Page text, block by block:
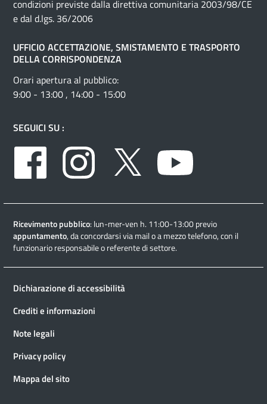
condizioni previste dalla direttiva comunitaria 2003/98/CE
e dal d.lgs. 36/2006
UFFICIO ACCETTAZIONE, SMISTAMENTO E TRASPORTO
DELLA CORRISPONDENZA
Orari apertura al pubblico:
9:00 - 13:00 , 14:00 - 15:00
SEGUICI SU :
Facebook
Instagram Twitter
Ricevimento pubblico: lun-mer-ven h. 11:00-13:00 previo
appuntamento, da concordarsi via mail o a mezzo telefono, con il
funzionario responsabile o referente di settore.
Dichiarazione di accessibilità
Crediti e informazioni
Note legali
Privacy policy
Mappa del sito